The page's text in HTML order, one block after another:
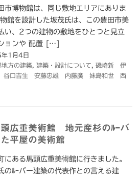
市博物館は、同じ敷地エリアにありま
館を設計した坂茂氏は、この豊田市美
い、2つの建物の敷地をひとつと見立
ョンや 配置 […]
1月4日
地方の建築 建築・設計について
磯崎新 伊
谷口吉生 安藤忠雄 内藤廣 妹島和世 西
広重美術館 地元産杉のﾙｰバ
平屋の美術館
にある馬頭広重美術館に行きました。
のﾙｰバー建築の代表作との言える建